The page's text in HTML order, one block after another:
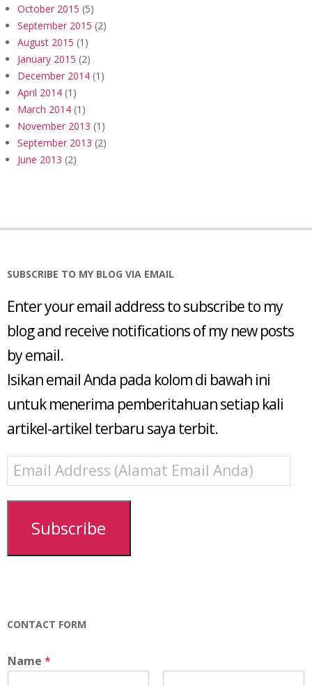
October 2015 (5)
September 2015 (2)
August 2015 (1)
January 2015 (2)
December 2014 (1)
April 2014 (1)
March 2014 (1)
November 2013 (1)
September 2013 (2)
June 2013 (2)
SUBSCRIBE TO MY BLOG VIA EMAIL
Enter your email address to subscribe to my
blog and receive notifications of my new posts
by email.
Isikan email Anda pada kolom di bawah ini
untuk menerima pemberitahuan setiap kali
artikel-artikel terbaru saya terbit.
Email
Address
(Alamat
EmailSubscribe
CONTACT FORM
Name *